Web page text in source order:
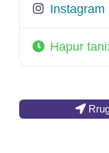
Instagram
Hapur tani: